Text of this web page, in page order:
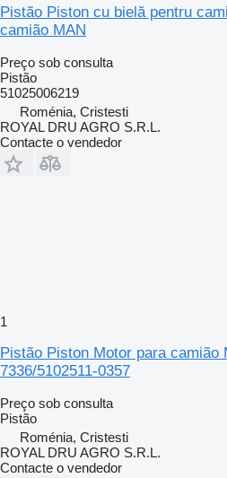
Pistão Piston cu bielă pentru
camião MAN
Preço sob consulta
Pistão
51025006219
Roménia, Cristesti
ROYAL DRU AGRO S.R.L.
Contacte o vendedor
1
Pistão Piston Motor para camião
7336/5102511-0357
Preço sob consulta
Pistão
Roménia, Cristesti
ROYAL DRU AGRO S.R.L.
Contacte o vendedor